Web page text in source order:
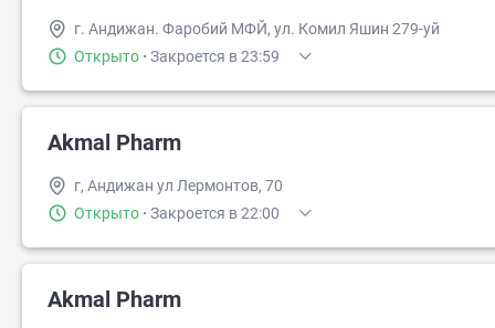
г. Андижан. Фаробий МФЙ, ул. Комил Яшин 279-уй
Открыто · Закроется в 23:59
Akmal Pharm
г, Андижан ул Лермонтов, 70
Открыто · Закроется в 22:00
Akmal Pharm